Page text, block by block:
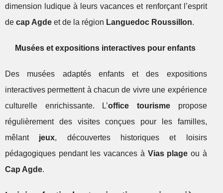
dimension ludique à leurs vacances et renforçant l’esprit
de cap Agde et de la région Languedoc Roussillon.
Musées et expositions interactives pour enfants
Des musées adaptés enfants et des expositions
interactives permettent à chacun de vivre une expérience
culturelle enrichissante. L’office tourismepropose
régulièrement des visites conçues pour les familles,
mêlant jeux, découvertes historiques et loisirs
pédagogiques pendant les vacances à Vias plage ou à
Cap Agde.